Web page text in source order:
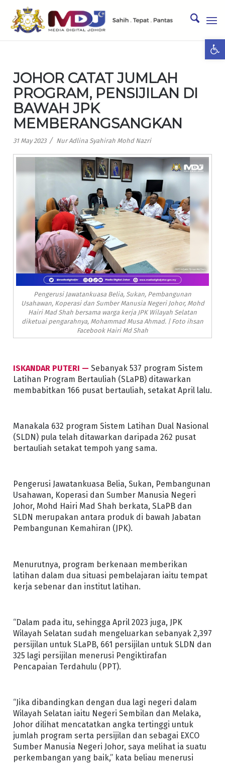
JOHOR CATAT JUMLAH
PROGRAM, PENSIJILAN DI
BAWAH JPK
MEMBERANGSANGKAN
31 May 2023 / Nur Adlina Syahirah Mohd Nazri
Pengerusi Jawatankuasa Belia, Sukan, Pembangunan
Usahawan, Koperasi dan Sumber Manusia Negeri Johor, Mohd
Hairi Mad Shah bersama warga kerja JPK Wilayah Selatan
diketuai pengarahnya, Mohammad Musa Ahmad. | Foto ihsan
Facebook Hairi Md Shah
ISKANDAR PUTERI — Sebanyak 537 program Sistem
Latihan Program Bertauliah (SLaPB) ditawarkan
membabitkan 166 pusat bertauliah, setakat April lalu.
Manakala 632 program Sistem Latihan Dual Nasional
(SLDN) pula telah ditawarkan daripada 262 pusat
bertauliah setakat tempoh yang sama.
Pengerusi Jawatankuasa Belia, Sukan, Pembangunan
Usahawan, Koperasi dan Sumber Manusia Negeri
Johor, Mohd Hairi Mad Shah berkata, SLaPB dan
SLDN merupakan antara produk di bawah Jabatan
Pembangunan Kemahiran (JPK).
Menurutnya, program berkenaan memberikan
latihan dalam dua situasi pembelajaran iaitu tempat
kerja sebenar dan institut latihan.
“Dalam pada itu, sehingga April 2023 juga, JPK
Wilayah Selatan sudah mengeluarkan sebanyak 2,397
persijilan untuk SLaPB, 661 persijilan untuk SLDN dan
325 lagi persijilan menerusi Pengiktirafan
Pencapaian Terdahulu (PPT).
“Jika dibandingkan dengan dua lagi negeri dalam
Wilayah Selatan iaitu Negeri Sembilan dan Melaka,
Johor dilihat mencatatkan angka tertinggi untuk
jumlah program serta persijilan dan sebagai EXCO
Sumber Manusia Negeri Johor, saya melihat ia suatu
perkembangan yang baik,” kata beliau menerusi